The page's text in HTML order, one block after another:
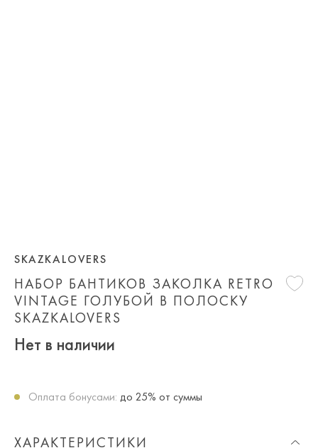
НАБОР БАНТИКОВ ЗАКОЛКА RETRO
VINTAGE ГОЛУБОЙ В ПОЛОСКУ
SKAZKALOVERS
SKAZKALOVERS
Нет в наличии
Оплата бонусами: до 25% от суммы
ХАРАКТЕРИСТИКИ